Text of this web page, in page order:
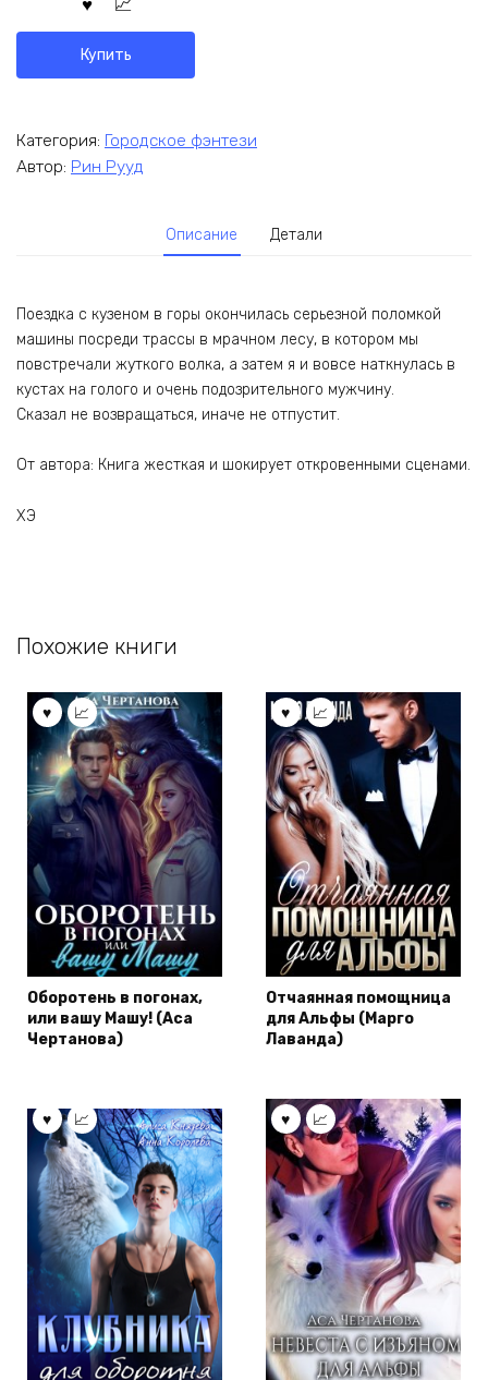
Купить
Категория: Городское фэнтези
Автор: Рин Рууд
Описание Детали
Поездка с кузеном в горы окончилась серьезной поломкой
машины посреди трассы в мрачном лесу, в котором мы
повстречали жуткого волка, а затем я и вовсе наткнулась в
кустах на голого и очень подозрительного мужчину.
Сказал не возвращаться, иначе не отпустит.
От автора: Книга жесткая и шокирует откровенными сценами.
ХЭ
Похожие книги
Оборотень в погонах,
или вашу Машу! (Аса
Чертанова)
Отчаянная помощница
для Альфы (Марго
Лаванда)